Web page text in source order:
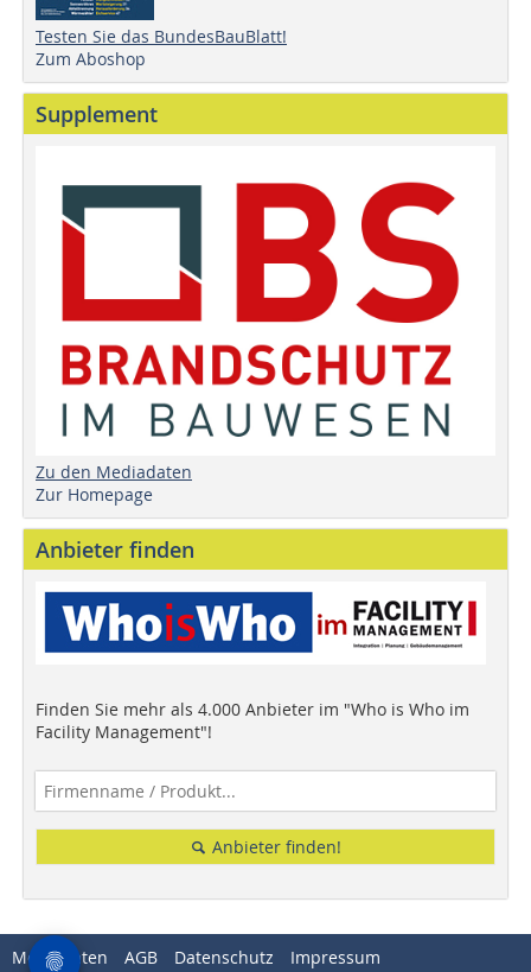
Testen Sie das BundesBauBlatt!
Zum Aboshop
Supplement
Zu den Mediadaten
Zur Homepage
Anbieter finden
Finden Sie mehr als 4.000 Anbieter im "Who is Who im
Facility Management"!
Anbieter finden!
Mediadaten AGB Datenschutz Impressum